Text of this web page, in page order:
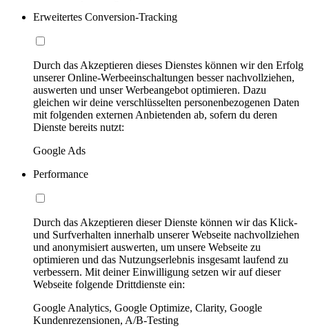
Erweitertes Conversion-Tracking
Durch das Akzeptieren dieses Dienstes können wir den Erfolg
unserer Online-Werbeeinschaltungen besser nachvollziehen,
auswerten und unser Werbeangebot optimieren. Dazu
gleichen wir deine verschlüsselten personenbezogenen Daten
mit folgenden externen Anbietenden ab, sofern du deren
Dienste bereits nutzt:
Google Ads
Performance
Durch das Akzeptieren dieser Dienste können wir das Klick-
und Surfverhalten innerhalb unserer Webseite nachvollziehen
und anonymisiert auswerten, um unsere Webseite zu
optimieren und das Nutzungserlebnis insgesamt laufend zu
verbessern. Mit deiner Einwilligung setzen wir auf dieser
Webseite folgende Drittdienste ein:
Google Analytics, Google Optimize, Clarity, Google
Kundenrezensionen, A/B-Testing